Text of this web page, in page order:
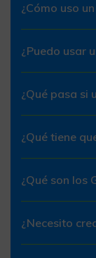
¿Cómo uso
¿Puedo usar
¿Qué pasa si
¿Qué tiene
¿Qué son los
¿Necesito